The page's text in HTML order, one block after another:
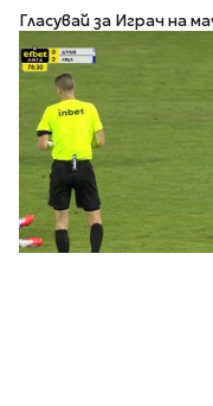
Гласувай за Играч на